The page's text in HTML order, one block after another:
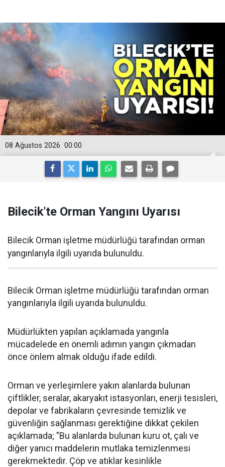
00:00
08 Ağustos 2026
Bilecik'te Orman Yangını Uyarısı
Bilecik Orman işletme müdürlüğü tarafından orman
yangınlarıyla ilgili uyarıda bulunuldu.
Bilecik Orman işletme müdürlüğü tarafından orman
yangınlarıyla ilgili uyarıda bulunuldu.
Müdürlükten yapılan açıklamada yangınla
mücadelede en önemli adımın yangın çıkmadan
önce önlem almak olduğu ifade edildi.
Orman ve yerleşimlere yakın alanlarda bulunan
çiftlikler, seralar, akaryakıt istasyonları, enerji tesisleri,
depolar ve fabrikaların çevresinde temizlik ve
güvenliğin sağlanması gerektiğine dikkat çekilen
açıklamada; "Bu alanlarda bulunan kuru ot, çalı ve
diğer yanıcı maddelerin mutlaka temizlenmesi
gerekmektedir. Çöp ve atıklar kesinlikle